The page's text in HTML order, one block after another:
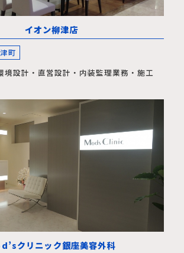
イオン柳津店
町
境設計・直営設計・内装監理業務・施工
クリニック銀座美容外科